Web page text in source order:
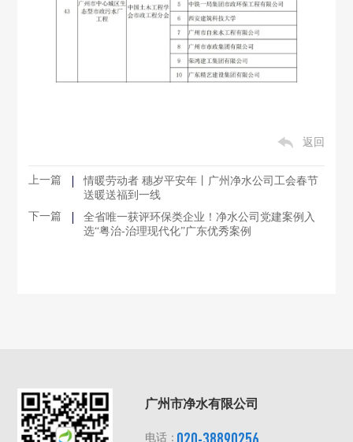
返回
上一篇
情暖劳动者 穗岁平安年丨广州净水公司工会春节
送暖送福到一线
下一篇
全省唯一获评环保类企业！净水公司党建案例入
选“粤治-治理现代化”广东优秀案例
广州市净水有限公司
电话：